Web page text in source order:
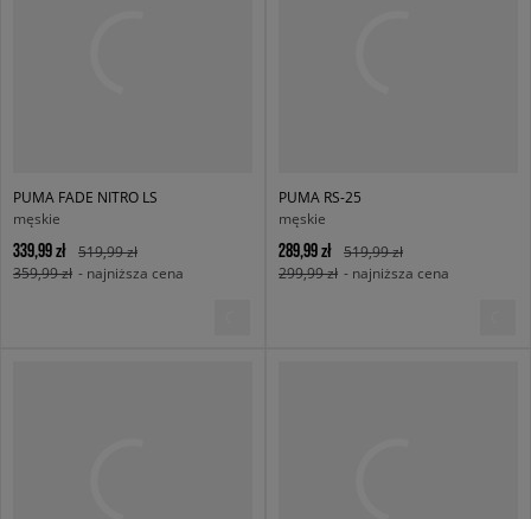
PUMA FADE NITRO LS
męskie
339,99 zł
519,99 zł
359,99 zł - najniższa cena
PUMA RS-25
męskie
289,99 zł
519,99 zł
299,99 zł - najniższa cena